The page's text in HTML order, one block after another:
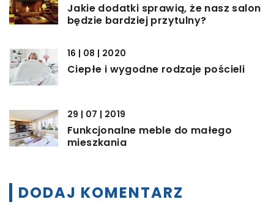
Jakie dodatki sprawią, że nasz salon
będzie bardziej przytulny?
16 | 08 | 2020
Ciepłe i wygodne rodzaje pościeli
29 | 07 | 2019
Funkcjonalne meble do małego
mieszkania
DODAJ KOMENTARZ